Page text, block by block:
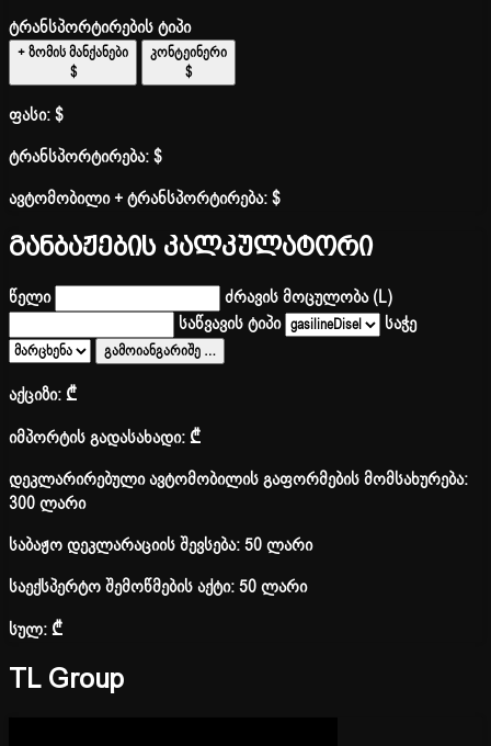
ტრანსპორტირების ტიპი
+ ზომის მანქანები
$
კონტეინერი
$
ფასი:$
ტრანსპორტირება:$
ავტომობილი + ტრანსპორტირება:$
განბაჟების კალკულატორი
წელი
ძრავის მოცულობა (L)
საწვავის ტიპი
საჭე
გამოიანგარიშე …
აქციზი:₾
იმპორტის გადასახადი:₾
დეკლარირებული ავტომობილის გაფორმების მომსახურება:
300 ლარი
საბაჟო დეკლარაციის შევსება: 50 ლარი
საექსპერტო შემოწმების აქტი: 50 ლარი
სულ:₾
TL Group